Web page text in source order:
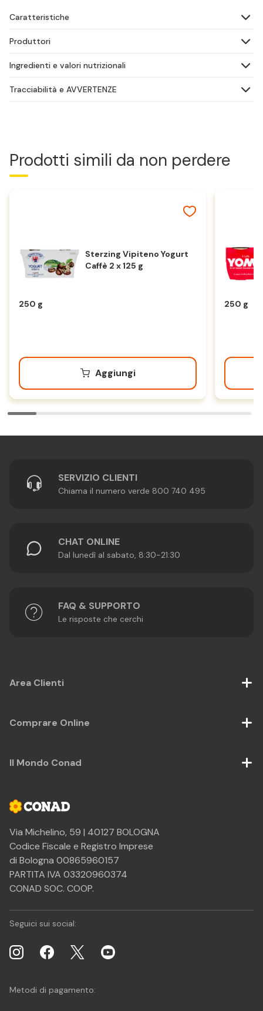
Caratteristiche
Produttori
Ingredienti e valori nutrizionali
Tracciabilità e AVVERTENZE
Prodotti simili da non perdere
Sterzing Vipiteno Yogurt
Caffè 2 x 125 g
250 g
Aggiungi
250 g
SERVIZIO CLIENTI
Chiama il numero verde 800 740 495
CHAT ONLINE
Dal lunedì al sabato, 8:30-21:30
FAQ & SUPPORTO
Le risposte che cerchi
Via Michelino, 59 | 40127 BOLOGNA
Codice Fiscale e Registro Imprese
di Bologna 00865960157
PARTITA IVA 03320960374
CONAD SOC. COOP.
Area Clienti
Comprare Online
Il Mondo Conad
Seguici sui social:
Metodi di pagamento: